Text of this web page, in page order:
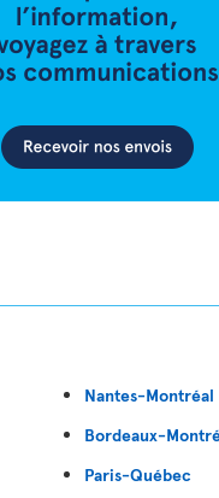
Nantes-Montréal
Bordeaux-
Paris-Québec